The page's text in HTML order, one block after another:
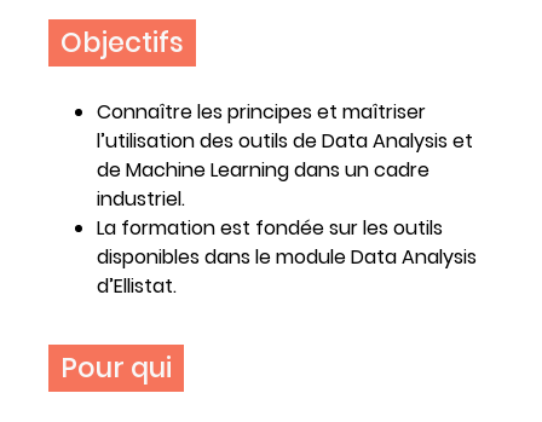
Objectifs
Connaître les principes et maîtriser
l’utilisation des outils de Data Analysis et
de Machine Learning dans un cadre
industriel.
La formation est fondée sur les outils
disponibles dans le module Data Analysis
d’Ellistat.
Pour qui